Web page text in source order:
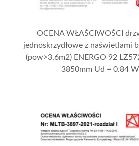
OCENA WŁAŚCIWOŚCI
jednoskrzydłowe z naświetlami
(pow>3,6m2) ENERGO 92
3850mm Ud = 0.84